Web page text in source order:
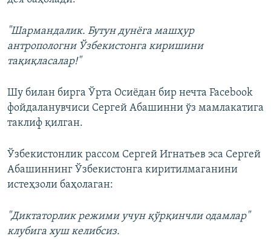
"Шармандалик. Бутун дунёга машҳур
антропологни Ўзбекистонга киришини
тақиқласалар!"
Шу билан бирга Ўрта Осиёдан бир нечта Facebook
фойдаланувчиси Сергей Абашинни ўз мамлакатига
таклиф қилган.
Ўзбекистонлик рассом Сергей Игнатьев эса Сергей
Абашиннинг Ўзбекистонга киритилмаганини
истеҳзоли баҳолаган:
"Диктаторлик режими учун қўрқинчли одамлар"
клубига хуш келибсиз.